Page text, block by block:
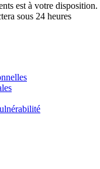
est à votre
sous 24 heures